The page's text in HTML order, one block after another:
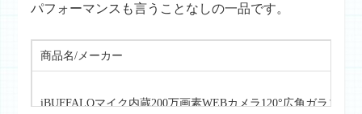
パフォーマンスも言うことなしの一品です。
商品名/メーカー
iBUFFALOマイク内蔵200万画素WEBカメラ120°広角ガラスレ